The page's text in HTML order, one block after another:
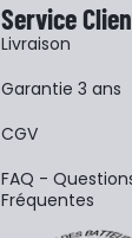
Service
Livraison
Garantie 3 ans
CGV
FAQ -
Fréquentes